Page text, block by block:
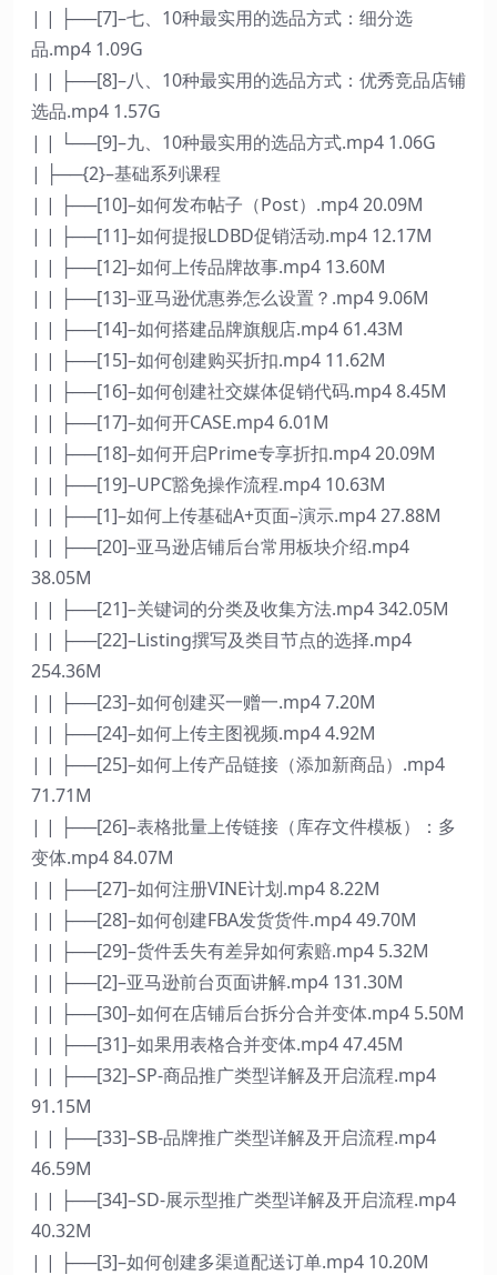
| | ├──[7]–七、10种最实用的选品方式：细分选
品.mp4 1.09G
| | ├──[8]–八、10种最实用的选品方式：优秀竞品店铺
选品.mp4 1.57G
| | └──[9]–九、10种最实用的选品方式.mp4 1.06G
| ├──{2}–基础系列课程
| | ├──[10]–如何发布帖子（Post）.mp4 20.09M
| | ├──[11]–如何提报LDBD促销活动.mp4 12.17M
| | ├──[12]–如何上传品牌故事.mp4 13.60M
| | ├──[13]–亚马逊优惠券怎么设置？.mp4 9.06M
| | ├──[14]–如何搭建品牌旗舰店.mp4 61.43M
| | ├──[15]–如何创建购买折扣.mp4 11.62M
| | ├──[16]–如何创建社交媒体促销代码.mp4 8.45M
| | ├──[17]–如何开CASE.mp4 6.01M
| | ├──[18]–如何开启Prime专享折扣.mp4 20.09M
| | ├──[19]–UPC豁免操作流程.mp4 10.63M
| | ├──[1]–如何上传基础A+页面–演示.mp4 27.88M
| | ├──[20]–亚马逊店铺后台常用板块介绍.mp4
38.05M
| | ├──[21]–关键词的分类及收集方法.mp4 342.05M
| | ├──[22]–Listing撰写及类目节点的选择.mp4
254.36M
| | ├──[23]–如何创建买一赠一.mp4 7.20M
| | ├──[24]–如何上传主图视频.mp4 4.92M
| | ├──[25]–如何上传产品链接（添加新商品）.mp4
71.71M
| | ├──[26]–表格批量上传链接（库存文件模板）：多
变体.mp4 84.07M
| | ├──[27]–如何注册VINE计划.mp4 8.22M
| | ├──[28]–如何创建FBA发货货件.mp4 49.70M
| | ├──[29]–货件丢失有差异如何索赔.mp4 5.32M
| | ├──[2]–亚马逊前台页面讲解.mp4 131.30M
| | ├──[30]–如何在店铺后台拆分合并变体.mp4 5.50M
| | ├──[31]–如果用表格合并变体.mp4 47.45M
| | ├──[32]–SP-商品推广类型详解及开启流程.mp4
91.15M
| | ├──[33]–SB-品牌推广类型详解及开启流程.mp4
46.59M
| | ├──[34]–SD-展示型推广类型详解及开启流程.mp4
40.32M
| | ├──[3]–如何创建多渠道配送订单.mp4 10.20M